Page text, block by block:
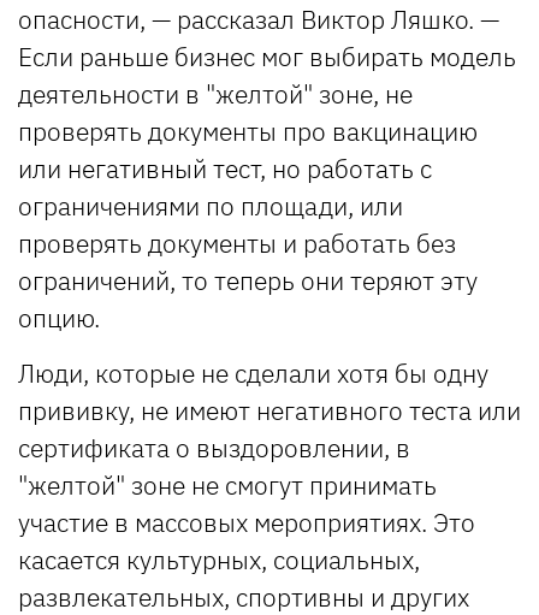
опасности, — рассказал Виктор Ляшко. —
Если раньше бизнес мог выбирать модель
деятельности в "желтой" зоне, не
проверять документы про вакцинацию
или негативный тест, но работать с
ограничениями по площади, или
проверять документы и работать без
ограничений, то теперь они теряют эту
опцию.
Люди, которые не сделали хотя бы одну
прививку, не имеют негативного теста или
сертификата о выздоровлении, в
"желтой" зоне не смогут принимать
участие в массовых мероприятиях. Это
касается культурных, социальных,
развлекательных, спортивны и других